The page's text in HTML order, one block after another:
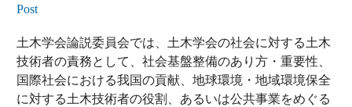
Post
土木学会論説委員会では、土木学会の社会に対する土木
技術者の責務として、社会基盤整備のあり方・重要性、
国際社会における我国の貢献、地球環境・地域環境保全
に対する土木技術者の役割、あるいは公共事業をめぐる